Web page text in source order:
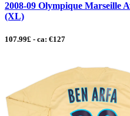
2008-09 Olympique Marseille
(XL)
107.99£ - ca: €127